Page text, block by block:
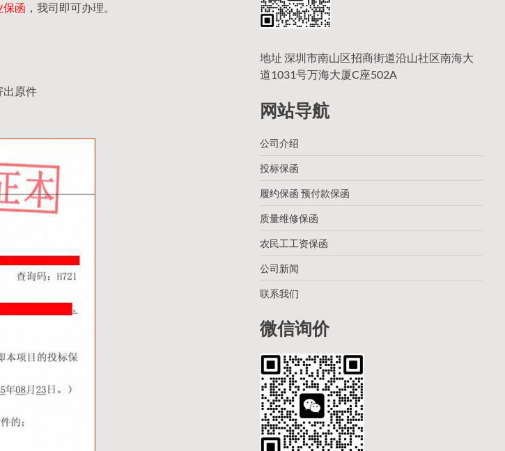
保函 ，我司即可办理。
出原件
地址 深圳市南山区招商街道沿山社区南海大
道1031号万海大厦C座502A
网站导航
公司介绍
投标保函
履约保函 预付款保函
质量维修保函
农民工工资保函
公司新闻
联系我们
微信询价